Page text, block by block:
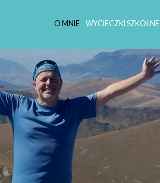
O MNIE WYCIECZKI SZKOLNE